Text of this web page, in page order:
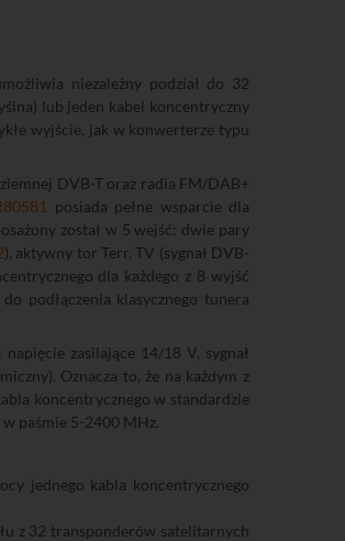
niezależny podział do 32
lub jeden kabel koncentryczny
wyjście, jak w konwerterze typu
DVB-T oraz radia FM/DAB+
posiada pełne wsparcie dla
został w 5 wejść: dwie pary
), aktywny tor Terr. TV (sygnał DVB-
dla każdego z 8 wyjść
podłączenia klasycznego tunera
zasilające 14/18 V, sygnał
Oznacza to, że na każdym z
koncentrycznego w standardzie
paśmie 5-2400 MHz.
jednego kabla koncentrycznego
z 32 transponderów satelitarnych